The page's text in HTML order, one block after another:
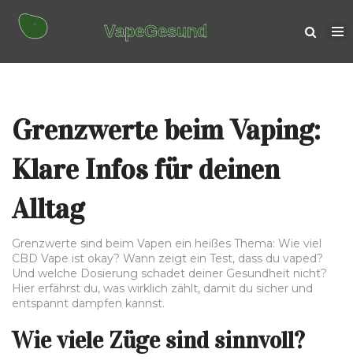
Grenzwerte beim Vaping:
Klare Infos für deinen
Alltag
Grenzwerte sind beim Vapen ein heißes Thema: Wie viel
CBD Vape ist okay? Wann zeigt ein Test, dass du vaped?
Und welche Dosierung schadet deiner Gesundheit nicht?
Hier erfährst du, was wirklich zählt, damit du sicher und
entspannt dampfen kannst.
Wie viele Züge sind sinnvoll?